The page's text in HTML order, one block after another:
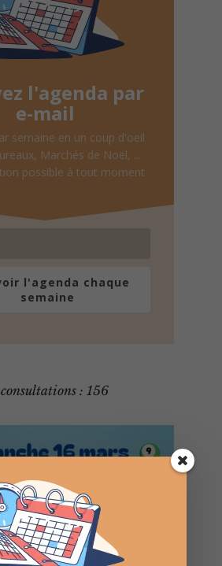
l'agenda par
e-mail
semaine en un coup d'oeil
Marchés de Noël, ...
possible à tout moment
l'agenda chaque
semaine
: 156